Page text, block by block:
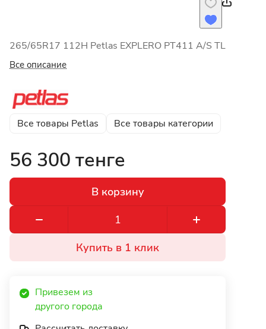
265/65R17 112H Petlas EXPLERO PT411 A/S TL
Все описание
Все товары Petlas Все товары категории
56 300 тенге
В корзину
Купить в 1 клик
Привезем из
другого города